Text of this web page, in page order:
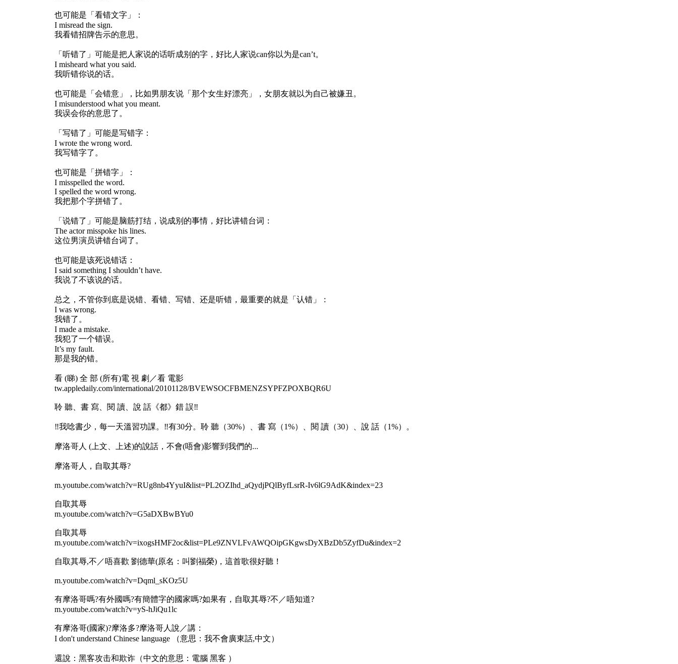
也可能是「看错文字」：
I misread the sign.
我看错招牌告示的意思。
「听错了」可能是把人家说的话听成别的字，好比人家说can你以为是can’t。
I misheard what you said.
我听错你说的话。
也可能是「会错意」，比如男朋友说「那个女生好漂亮」，女朋友就以为自己被嫌丑。
I misunderstood what you meant.
我误会你的意思了。
「写错了」可能是写错字：
I wrote the wrong word.
我写错字了。
也可能是「拼错字」：
I misspelled the word.
I spelled the word wrong.
我把那个字拼错了。
「说错了」可能是脑筋打结，说成别的事情，好比讲错台词：
The actor misspoke his lines.
这位男演员讲错台词了。
也可能是该死说错话：
I said something I shouldn’t have.
我说了不该说的话。
总之，不管你到底是说错、看错、写错、还是听错，最重要的就是「认错」：
I was wrong.
我错了。
I made a mistake.
我犯了一个错误。
It’s my fault.
那是我的错。
看 (睇) 全 部 (所有)電 視 劇／看 電影
tw.appledaily.com/international/20101128/BVEWSOCFBMENZSYPFZPOXBQR6U
聆 聽、書 寫、閱 讀、說 話《都》錯 誤‼️
‼️我唸書少，每一天溫習功課。‼️有30分。聆 聽（30%）、書 寫（1%）、閱 讀（30）、說 話（1%）。
摩洛哥人 (上文、上述)的說話，不會(唔會)影響到我們的...
摩洛哥人，自取其辱?
m.youtube.com/watch?v=RUg8nb4YyuI&list=PL2OZIhd_aQydjPQlByfLsrR-Iv6lG9AdK&index=23
自取其辱
m.youtube.com/watch?v=G5aDXBwBYu0
自取其辱
m.youtube.com/watch?v=ixogsHMF2oc&list=PLe9ZNVLFvAWQOipGKgwsDyXBzDb5ZyfDu&index=2
自取其辱,不／唔喜歡 劉德華(原名：叫劉福榮)，這首歌很好聽！
m.youtube.com/watch?v=Dqml_sKOz5U
有摩洛哥嗎?有外國嗎?有簡體字的國家嗎?如果有，自取其辱?不／唔知道?
m.youtube.com/watch?v=yS-hJiQu1lc
有摩洛哥(國家)?摩洛多?摩洛哥人說／講：
I don't understand Chinese language （意思：我不會廣東話,中文）
還說：黑客攻击和欺诈（中文的意思：電腦 黑客 ）